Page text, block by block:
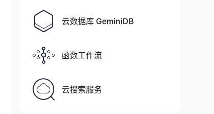
云数据库 GeminiDB
函数工作流
云搜索服务